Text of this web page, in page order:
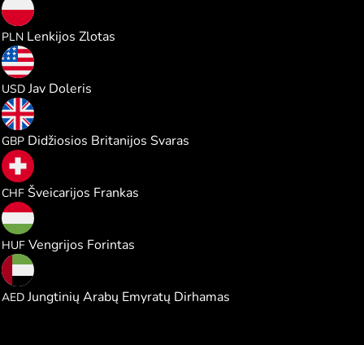
PLN Lenkijos Zlotas
USD Jav Doleris
GBP Didžiosios Britanijos Svaras
CHF Šveicarijos Frankas
HUF Vengrijos Forintas
AED Jungtinių Arabų Emyratų Dirhamas